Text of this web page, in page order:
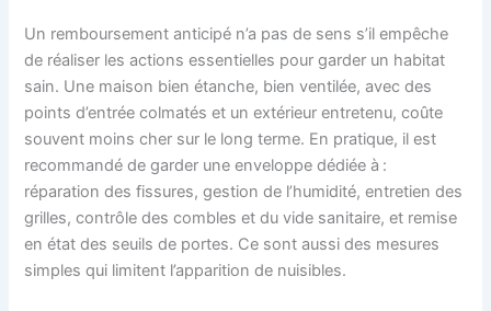
Un remboursement anticipé n’a pas de sens s’il empêche
de réaliser les actions essentielles pour garder un habitat
sain. Une maison bien étanche, bien ventilée, avec des
points d’entrée colmatés et un extérieur entretenu, coûte
souvent moins cher sur le long terme. En pratique, il est
recommandé de garder une enveloppe dédiée à :
réparation des fissures, gestion de l’humidité, entretien des
grilles, contrôle des combles et du vide sanitaire, et remise
en état des seuils de portes. Ce sont aussi des mesures
simples qui limitent l’apparition de nuisibles.